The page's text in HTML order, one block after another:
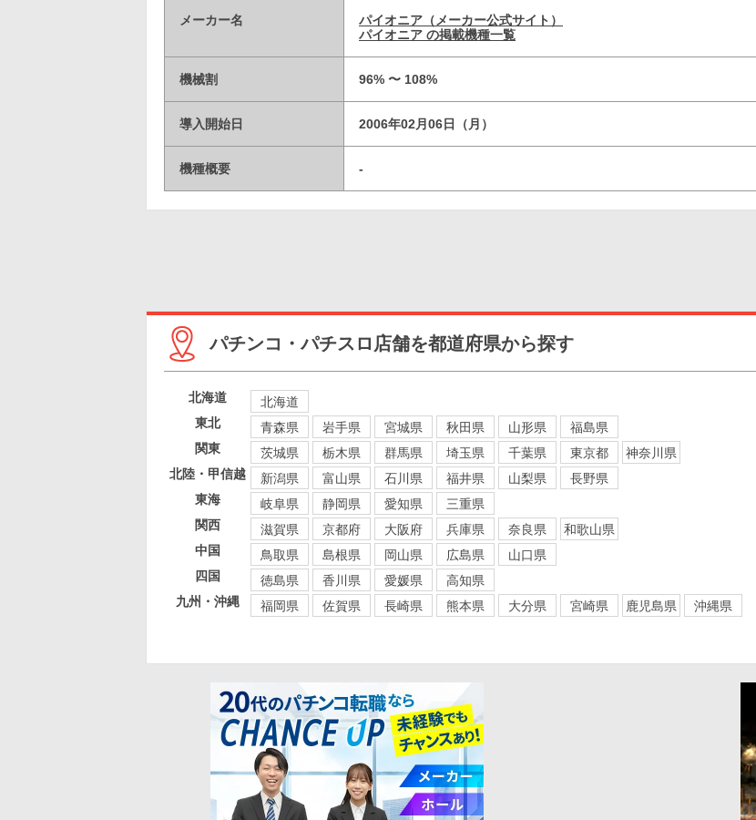
メーカー名
パイオニア（メーカー公式サイト）
パイオニア の掲載機種一覧
機械割 96% 〜 108%
導入開始日 2006年02月06日（月）
機種概要 -
パチンコ・パチスロ店舗を都道府県から探す
北海道
北海道
東北
青森県 岩手県 宮城県 秋田県 山形県
福島県
関東
茨城県 栃木県 群馬県 埼玉県 千葉県 東京都
神奈川県
北陸・甲信越
新潟県 富山県 石川県 福井県 山梨県
長野県
東海
岐阜県 静岡県 愛知県
三重県
関西
滋賀県 京都府 大阪府 兵庫県 奈良県
和歌山県
中国
鳥取県 島根県 岡山県 広島県
山口県
四国
徳島県 香川県 愛媛県
高知県
九州・沖縄
福岡県 佐賀県 長崎県 熊本県 大分県 宮崎県 鹿児島県 沖縄県